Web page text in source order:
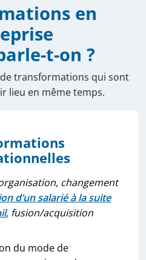
en
t-on ?
transformations qui sont
lieu en même temps.
changement
d’un salarié à la suite
, fusion/acquisition
du mode de